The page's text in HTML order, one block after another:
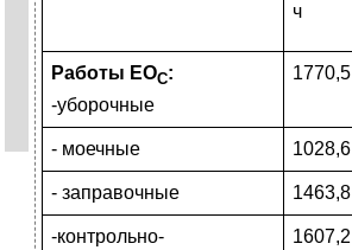
ч
Работы ЕОС:
-уборочные
1770,5
- моечные 1028,6
- заправочные 1463,8
-контрольно-
1607,2